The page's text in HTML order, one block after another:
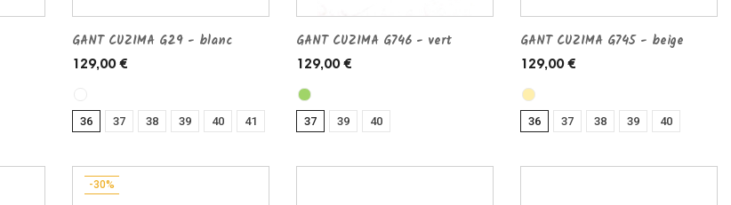
GANT CUZIMA G29 - blanc
129,00 €
36 37 38 39 40 41
GANT CUZIMA G746 - vert
129,00 €
37 39 40
GANT CUZIMA G745 - beige
129,00 €
36 37 38 39 40
-30%